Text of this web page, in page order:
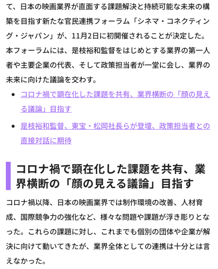
て、日本の映画業界が直面する課題解決と持続可能な未来の構
築を目指す新たな官民連携フォーラム「シネマ・コネクティン
グ・ジャパン」が、11月2日に初開催されることが決定した。
本フォーラムには、是枝裕和監督をはじめとする業界の第一人
者や主要企業の代表、そして政策担当者が一堂に会し、業界の
未来に向けた議論を交わす。
コロナ禍で顕在化した課題を共有、業界横断の「顔の見え
る議論」目指す
是枝裕和監督、東宝・松岡社長らが登壇、政策担当者との
直接対話に期待
コロナ禍で顕在化した課題を共有、業
界横断の「顔の見える議論」目指す
コロナ禍以降、日本の映画業界では制作環境の改善、人材育
成、国際競争力の強化など、様々な問題や課題が浮き彫りとな
った。これらの課題に対し、これまでも個別の団体や企業が解
決に向けて動いてきたが、業界全体としての連携は十分とは言
えなかった。